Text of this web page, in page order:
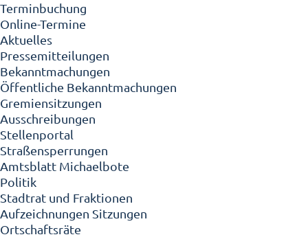
Terminbuchung
Online-Termine
Aktuelles
Pressemitteilungen
Bekanntmachungen
Öffentliche Bekanntmachungen
Gremiensitzungen
Ausschreibungen
Stellenportal
Straßensperrungen
Amtsblatt Michaelbote
Politik
Stadtrat und Fraktionen
Aufzeichnungen Sitzungen
Ortschaftsräte